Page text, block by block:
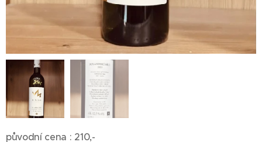
původní cena : 210,-